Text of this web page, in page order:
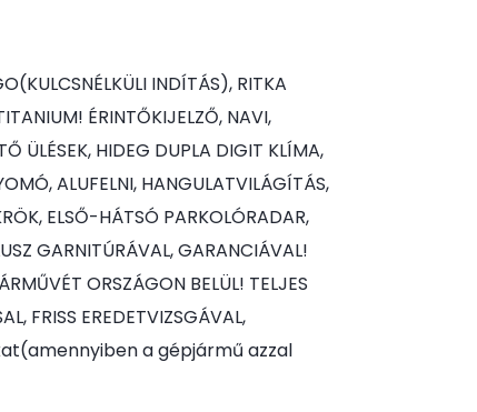
INDÍTÁS), RITKA
ÉRINTŐKIJELZŐ, NAVI,
ÜLÉSEK, HIDEG DUPLA DIGIT KLÍMA,
ALUFELNI, HANGULATVILÁGÍTÁS,
ELSŐ-HÁTSÓ PARKOLÓRADAR,
GARNITÚRÁVAL, GARANCIÁVAL!
ORSZÁGON BELÜL! TELJES
FRISS EREDETVIZSGÁVAL,
a gépjármű azzal